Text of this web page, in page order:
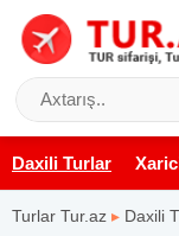
Daxili Turlar
Turlar Tur.az ▸ Daxili